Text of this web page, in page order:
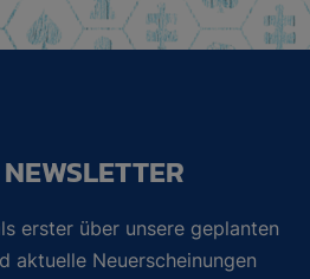
erster über unsere geplanten
aktuelle Neuerscheinungen